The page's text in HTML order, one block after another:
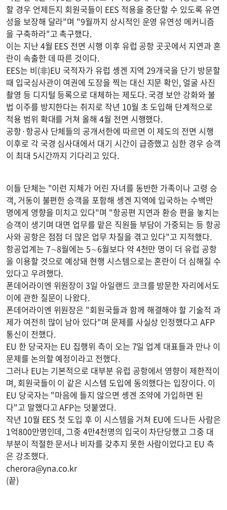
할 경우 언제든지 회원국들이 EES 적용을 중단할 수 있도록 유연
성을 보장해 달라"며 "9월까지 상시적인 운영 유연성 메커니즘
을 구축하라"고 촉구했다.
이는 지난 4월 EES 전면 시행 이후 유럽 공항 곳곳에서 지연과 혼
란이 속출한 데 따른 것이다.
EES는 비(非)EU 국적자가 유럽 솅겐 지역 29개국을 단기 방문할
때 입국심사관이 여권에 도장을 찍는 대신 지문 확인, 얼굴 사진
촬영 등 디지털 등록으로 대체하는 제도다. 국경 보안 강화와 불
법 이주를 방지한다는 취지로 작년 10월 초 도입해 단계적으로
적용 범위 확대를 거쳐 올해 4월 전면 시행했다.
공항·항공사 단체들의 공개서한에 따르면 이 제도의 전면 시행
이후로 각 국경 심사대에서 대기 시간이 급증했고 심한 경우 승객
이 최대 5시간까지 기다리고 있다.
이들 단체는 "이런 지체가 어린 자녀를 동반한 가족이나 고령 승
객, 거동이 불편한 승객을 포함해 솅겐 지역에 입국하는 수백만
명에게 영향을 미치고 있다"며 "항공편 지연과 환승 편을 놓치는
승객이 생기며 대면 업무를 맡은 직원들 부담이 가중되는 등 항공
사와 공항은 점점 더 많은 업무 차질을 겪고 있다"고 지적했다.
항공업계는 7∼8월에는 5∼6월보다 약 4천만 명이 더 유럽 공항
을 이용할 것으로 예상돼 현행 시스템으로는 혼란이 더 심해질 수
있다고 우려했다.
폰데어라이엔 위원장이 3일 아일랜드 코크를 방문한 자리에서도
이에 관한 질문이 나왔다.
폰데어라이엔 위원장은 "회원국들과 함께 해결해야 할 기술적 과
제가 여전히 많이 남아 있다"며 문제를 사실상 인정했다고 AFP
통신이 전했다.
EU 한 당국자는 EU 집행위 측이 오는 7일 업계 대표들과 만나 이
문제를 논의할 예정이라고 전했다.
그러나 EU는 기본적으로 대부분 유럽 공항에서 영향이 제한적이
며, 회원국들이 이 같은 시스템 도입에 동의했다는 입장이다. 이
EU 당국자는 "마음에 들지 않으면 솅겐 조약에 가입하면 된
다"고 말했다고 AFP는 덧붙였다.
작년 10월 EES 첫 도입 후 이 시스템을 거쳐 EU에 드나든 사람은
1억800만명인데, 그중 4만4천명의 입국이 차단당했고 그중 대
부분이 적절한 문서나 비자를 갖추지 못한 사람이었다고 EU 측
은 강조했다.
cherora@yna.co.kr
(끝)